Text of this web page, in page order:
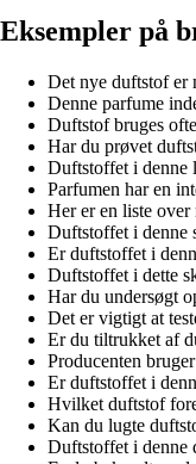
Eksempler på
Det nye duftstof er
Denne parfume
Duftstof bruges
Har du prøvet
Duftstoffet i denne
Parfumen har en
Her er en liste
Duftstoffet i denne
Er duftstoffet i
Duftstoffet i dette
Har du undersøgt
Det er vigtigt at
Er du tiltrukket af
Producenten
Er duftstoffet i
Hvilket duftstof
Kan du lugte
Duftstoffet i denne